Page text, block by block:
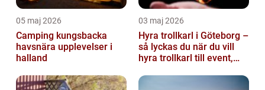
05 maj 2026
Camping kungsbacka
havsnära upplevelser i
halland
03 maj 2026
Hyra trollkarl i Göteborg –
så lyckas du när du vill
hyra trollkarl till event,